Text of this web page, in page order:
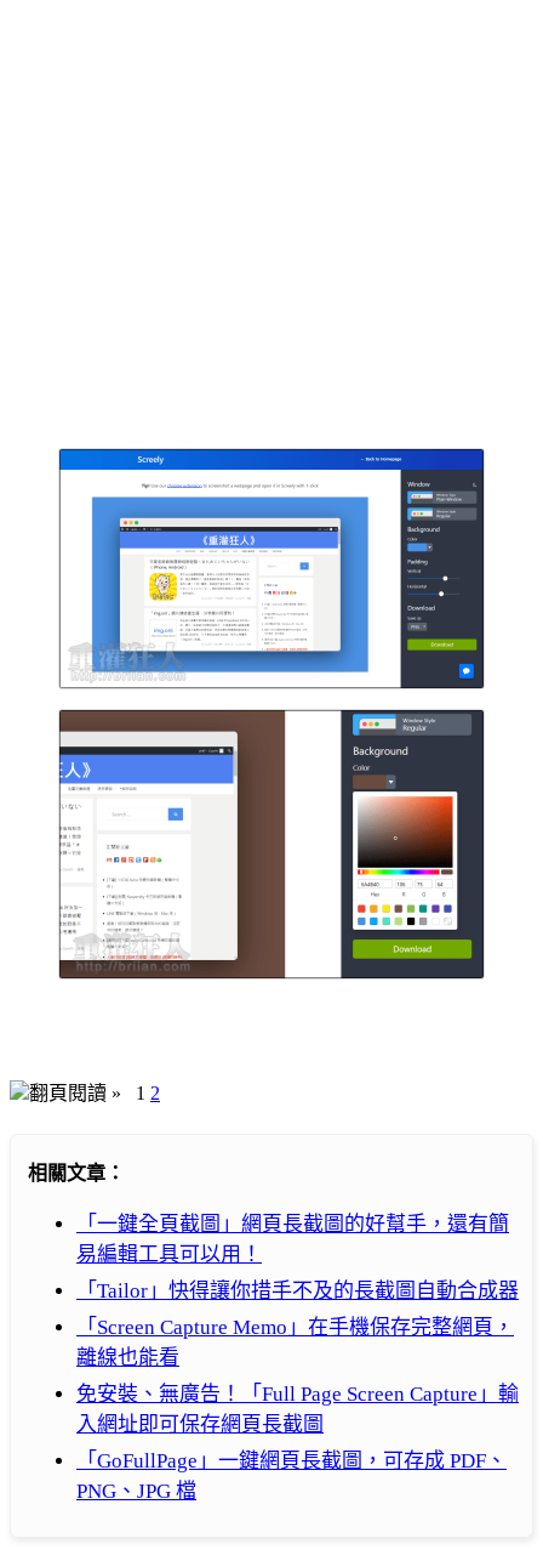
翻頁閱讀 » 1 2
相關文章：
「一鍵全頁截圖」網頁長截圖的好幫手，還有簡
易編輯工具可以用！
「Tailor」快得讓你措手不及的長截圖自動合成器
「Screen Capture Memo」在手機保存完整網頁，
離線也能看
免安裝、無廣告！「Full Page Screen Capture」輸
入網址即可保存網頁長截圖
「GoFullPage」一鍵網頁長截圖，可存成 PDF、
PNG、JPG 檔